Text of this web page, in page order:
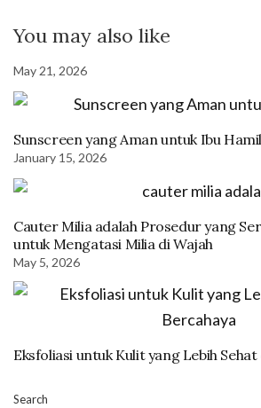
You may also like
May 21, 2026
Sunscreen yang Aman untuk Ibu Hamil
January 15, 2026
Cauter Milia adalah Prosedur yang
untuk Mengatasi Milia di Wajah
May 5, 2026
Eksfoliasi untuk Kulit yang Lebih
Search